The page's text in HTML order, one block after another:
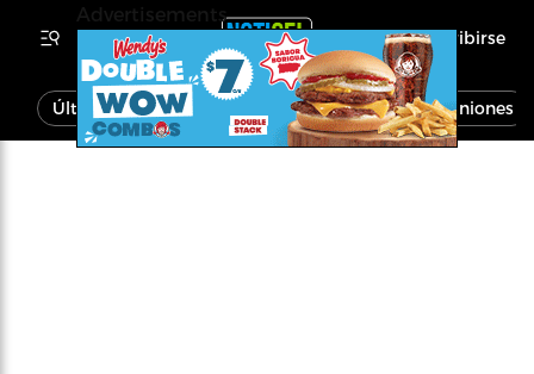
Inscribirse
Última Hora Noticias Economía Opiniones
Advertisements